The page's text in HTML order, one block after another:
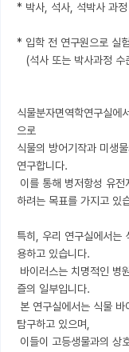
재팬라운지 🌸
* 박사, 석사, 석박사 과
* 입학 전 연구원으로 실
식물분자면역학연구실에
으로
식물의 방어기작과 미생
연구합니다.
하려는 목표를 가지고 있
특히, 우리 연구실에서는
용하고 있습니다.
즐의 일부입니다.
탐구하고 있으며,